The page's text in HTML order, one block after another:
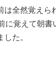
は全然覚えら
に覚えて朝書
た。